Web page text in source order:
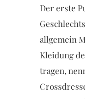
Der erste
allgemein
Kleidung
tragen,